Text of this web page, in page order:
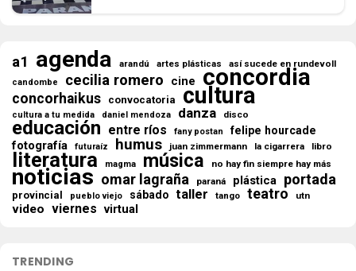
a1 agenda arandú artes plásticas así sucede en rundevoll
candombe cecilia romero cine concordia
concorhaikus convocatoria cultura
cultura a tu medida daniel mendoza danza disco
educación entre ríos fany postan felipe hourcade
fotografía futuraíz humus juan zimmermann la cigarrera libro
literatura magma música no hay fin siempre hay más
noticias omar lagraña paraná plástica portada
provincial pueblo viejo sábado taller tango teatro utn
video viernes virtual
TRENDING